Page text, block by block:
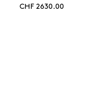
CHF 2630.00